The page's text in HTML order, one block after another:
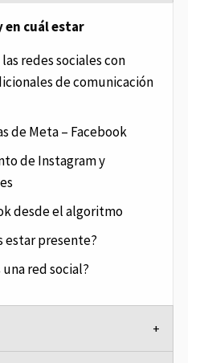
en cuál estar
redes sociales con
de comunicación
de Meta – Facebook
de Instagram y
desde el algoritmo
estar presente?
una red social?